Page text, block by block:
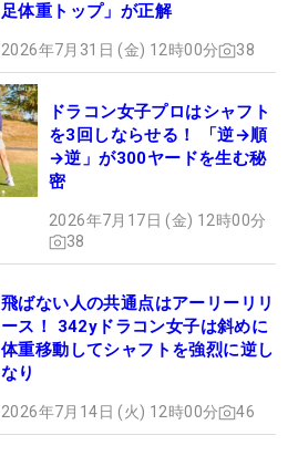
足体重トップ」が正解
2026年7月31日 (金) 12時00分 38
ドラコン女子プロはシャフト
を3回しならせる！ 「逆→順
→逆」が300ヤードを生む秘
密
2026年7月17日 (金) 12時00分
38
飛ばない人の共通点はアーリーリリ
ース！ 342yドラコン女子は斜めに
体重移動してシャフトを強烈に逆し
なり
2026年7月14日 (火) 12時00分 46